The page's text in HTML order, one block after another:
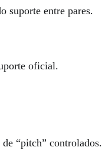
suporte entre pares.
oficial.
“pitch” controlados.